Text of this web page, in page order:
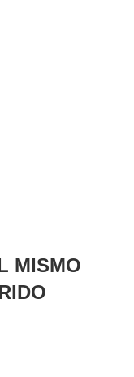
MISMO